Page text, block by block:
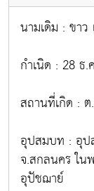
นามเดิม : ขาว
กำเนิด : 28 ธ.
สถานที่เกิด :
อุปสมบท : อุ
จ.สกลนคร ใน
อุปัชฌาย์